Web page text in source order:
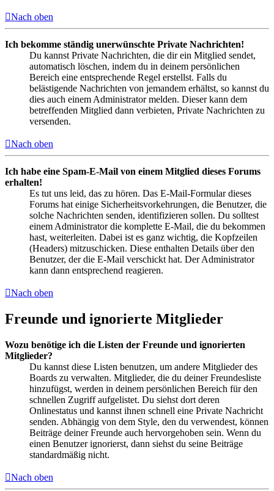
Nach oben
Ich bekomme ständig unerwünschte Private Nachrichten!
Du kannst Private Nachrichten, die dir ein Mitglied sendet,
automatisch löschen, indem du in deinem persönlichen
Bereich eine entsprechende Regel erstellst. Falls du
belästigende Nachrichten von jemandem erhältst, so kannst du
dies auch einem Administrator melden. Dieser kann dem
betreffenden Mitglied dann verbieten, Private Nachrichten zu
versenden.
Nach oben
Ich habe eine Spam-E-Mail von einem Mitglied dieses Forums
erhalten!
Es tut uns leid, das zu hören. Das E-Mail-Formular dieses
Forums hat einige Sicherheitsvorkehrungen, die Benutzer, die
solche Nachrichten senden, identifizieren sollen. Du solltest
einem Administrator die komplette E-Mail, die du bekommen
hast, weiterleiten. Dabei ist es ganz wichtig, die Kopfzeilen
(Headers) mitzuschicken. Diese enthalten Details über den
Benutzer, der die E-Mail verschickt hat. Der Administrator
kann dann entsprechend reagieren.
Nach oben
Freunde und ignorierte Mitglieder
Wozu benötige ich die Listen der Freunde und ignorierten
Mitglieder?
Du kannst diese Listen benutzen, um andere Mitglieder des
Boards zu verwalten. Mitglieder, die du deiner Freundesliste
hinzufügst, werden in deinem persönlichen Bereich für den
schnellen Zugriff aufgelistet. Du siehst dort deren
Onlinestatus und kannst ihnen schnell eine Private Nachricht
senden. Abhängig von dem Style, den du verwendest, können
Beiträge deiner Freunde auch hervorgehoben sein. Wenn du
einen Benutzer ignorierst, dann siehst du seine Beiträge
standardmäßig nicht.
Nach oben